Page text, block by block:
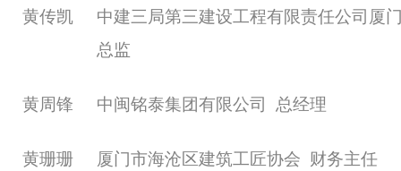
黄传凯
中建三局第三建设工程有限责任公司厦
总监
黄周锋 中闽铭泰集团有限公司 总经理
黄珊珊 厦门市海沧区建筑工匠协会 财务主任